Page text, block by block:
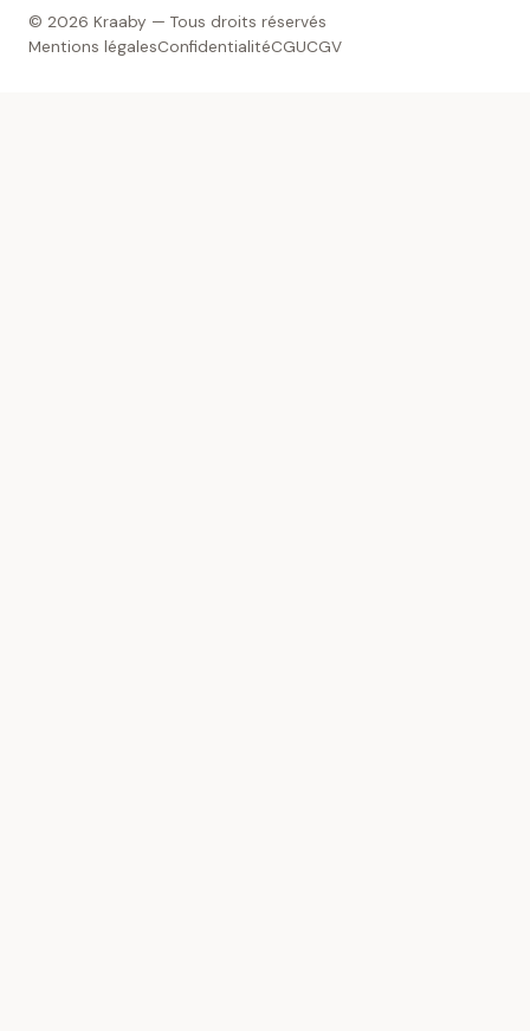
© 2026 Kraaby — Tous droits réservés
Mentions légalesConfidentialitéCGUCGV